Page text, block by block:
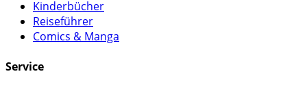
Kinderbücher
Reiseführer
Comics & Manga
Service